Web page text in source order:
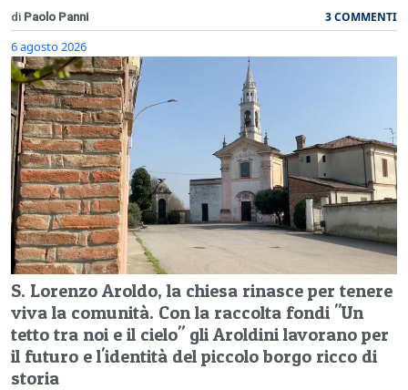
di Paolo Panni 3 COMMENTI
6 agosto 2026
S. Lorenzo Aroldo, la chiesa rinasce per tenere
viva la comunità. Con la raccolta fondi "Un
tetto tra noi e il cielo" gli Aroldini lavorano per
il futuro e l'identità del piccolo borgo ricco di
storia